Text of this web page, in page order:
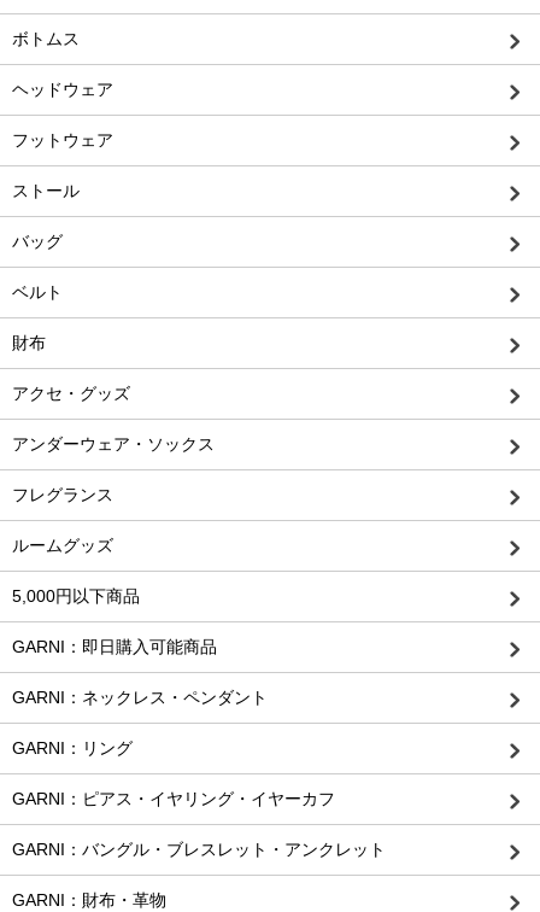
ボトムス
ヘッドウェア
フットウェア
ストール
バッグ
ベルト
財布
アクセ・グッズ
アンダーウェア・ソックス
フレグランス
ルームグッズ
5,000円以下商品
GARNI：即日購入可能商品
GARNI：ネックレス・ペンダント
GARNI：リング
GARNI：ピアス・イヤリング・イヤーカフ
GARNI：バングル・ブレスレット・アンクレット
GARNI：財布・革物